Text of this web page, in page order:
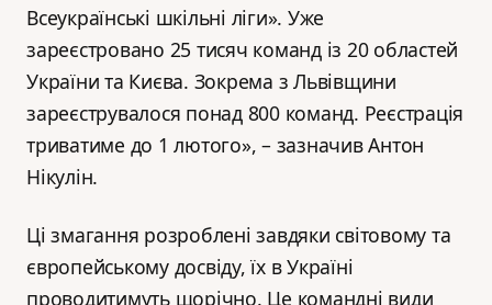
Всеукраїнські шкільні ліги». Уже
зареєстровано 25 тисяч команд із 20 областей
України та Києва. Зокрема з Львівщини
зареєструвалося понад 800 команд. Реєстрація
триватиме до 1 лютого», – зазначив Антон
Нікулін.
Ці змагання розроблені завдяки світовому та
європейському досвіду, їх в Україні
проводитимуть щорічно. Це командні види